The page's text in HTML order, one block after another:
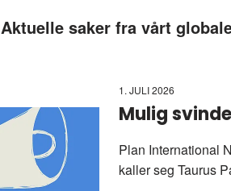
Aktuelle saker fra vårt
1. JULI 2026
Mulig
Plan International
kaller seg Taurus